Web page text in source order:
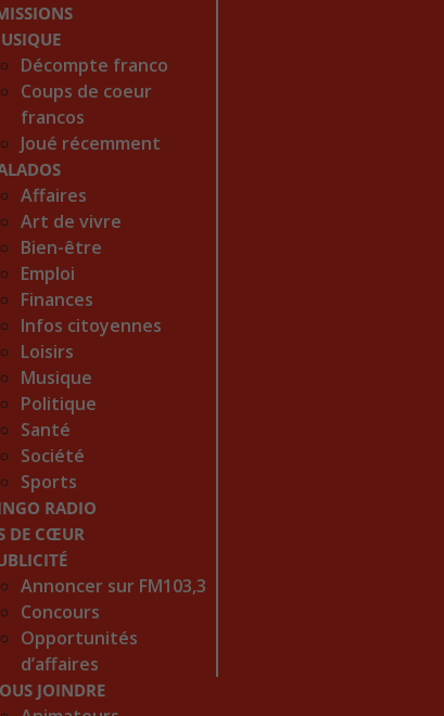
Décompte franco
Coups de coeur
francos
Joué récemment
Affaires
Art de vivre
Bien-être
Emploi
Finances
Infos citoyennes
Loisirs
Musique
Politique
Santé
Société
Sports
RADIO
DE CŒUR
Annoncer sur FM103,3
Concours
Opportunités
d’affaires
JOINDRE